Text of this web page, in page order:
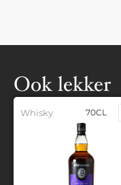
Ook lekker
Whisky 70CL